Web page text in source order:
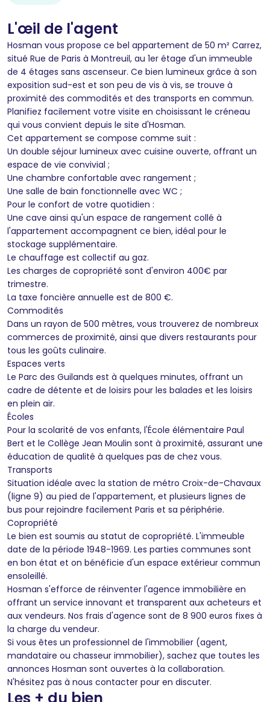
L'œil de l'agent
Hosman vous propose ce bel appartement de 50 m² Carrez,
situé Rue de Paris à Montreuil, au 1er étage d'un immeuble
de 4 étages sans ascenseur. Ce bien lumineux grâce à son
exposition sud-est et son peu de vis à vis, se trouve à
proximité des commodités et des transports en commun.
Planifiez facilement votre visite en choisissant le créneau
qui vous convient depuis le site d'Hosman.
Cet appartement se compose comme suit :
Un double séjour lumineux avec cuisine ouverte, offrant un
espace de vie convivial ;
Une chambre confortable avec rangement ;
Une salle de bain fonctionnelle avec WC ;
Pour le confort de votre quotidien :
Une cave ainsi qu'un espace de rangement collé à
l'appartement accompagnent ce bien, idéal pour le
stockage supplémentaire.
Le chauffage est collectif au gaz.
Les charges de copropriété sont d'environ 400€ par
trimestre.
La taxe foncière annuelle est de 800 €.
Commodités
Dans un rayon de 500 mètres, vous trouverez de nombreux
commerces de proximité, ainsi que divers restaurants pour
tous les goûts culinaire.
Espaces verts
Le Parc des Guilands est à quelques minutes, offrant un
cadre de détente et de loisirs pour les balades et les loisirs
en plein air.
Écoles
Pour la scolarité de vos enfants, l'École élémentaire Paul
Bert et le Collège Jean Moulin sont à proximité, assurant une
éducation de qualité à quelques pas de chez vous.
Transports
Situation idéale avec la station de métro Croix-de-Chavaux
(ligne 9) au pied de l'appartement, et plusieurs lignes de
bus pour rejoindre facilement Paris et sa périphérie.
Copropriété
Le bien est soumis au statut de copropriété. L'immeuble
date de la période 1948-1969. Les parties communes sont
en bon état et on bénéficie d'un espace extérieur commun
ensoleillé.
Hosman s'efforce de réinventer l'agence immobilière en
offrant un service innovant et transparent aux acheteurs et
aux vendeurs. Nos frais d'agence sont de 8 900 euros fixes à
la charge du vendeur.
Si vous êtes un professionnel de l'immobilier (agent,
mandataire ou chasseur immobilier), sachez que toutes les
annonces Hosman sont ouvertes à la collaboration.
N'hésitez pas à nous contacter pour en discuter.
Les + du bien